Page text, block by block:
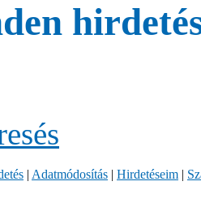
| Adatmódosítás | Hirdetéseim |